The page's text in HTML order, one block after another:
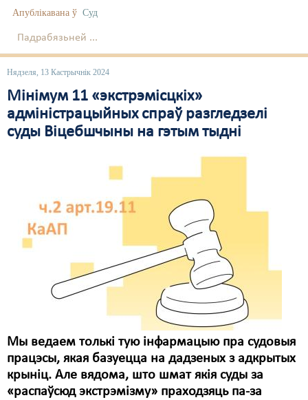
Апублікавана ў Суд
Падрабязьней ...
Нядзеля, 13 Кастрычнік 2024
Мінімум 11 «экстрэмісцкіх»
адміністрацыйных спраў разгледзелі
суды Віцебшчыны на гэтым тыдні
Мы ведаем толькі тую інфармацыю пра судовыя
працэсы, якая базуецца на дадзеных з адкрытых
крыніц. Але вядома, што шмат якія суды за
«распаўсюд экстрэмізму» праходзяць па-за